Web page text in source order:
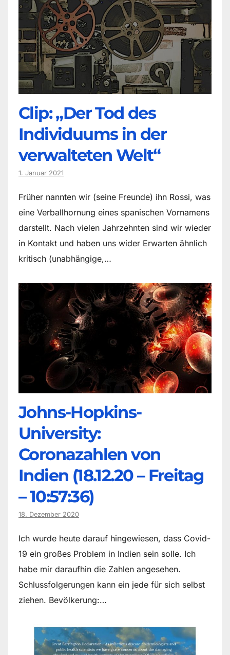
Clip: „Der Tod des
Individuums in der
verwalteten Welt“
1. Januar 2021
Früher nannten wir (seine Freunde) ihn Rossi, was
eine Verballhornung eines spanischen Vornamens
darstellt. Nach vielen Jahrzehnten sind wir wieder
in Kontakt und haben uns wider Erwarten ähnlich
kritisch (unabhängige,…
Johns-Hopkins-
University:
Coronazahlen von
Indien (18.12.20 – Freitag
– 10:57:36)
18. Dezember 2020
Ich wurde heute darauf hingewiesen, dass Covid-
19 ein großes Problem in Indien sein solle. Ich
habe mir daraufhin die Zahlen angesehen.
Schlussfolgerungen kann ein jede für sich selbst
ziehen. Bevölkerung:…